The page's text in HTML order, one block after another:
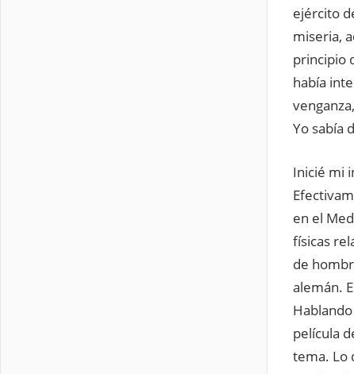
ejército
miseria,
principio
había
Yo sabía
Inicié mi
en el
físicas
de
alemán.
película
tema. Lo